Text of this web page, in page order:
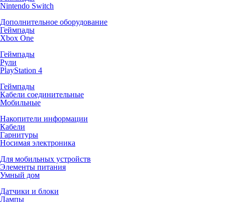
Nintendo Switch
Дополнительное оборудование
Геймпады
Xbox One
Геймпады
Рули
PlayStation 4
Геймпады
Кабели соединительные
Мобильные
Накопители информации
Кабели
Гарнитуры
Носимая электроника
Для мобильных устройств
Элементы питания
Умный дом
Датчики и блоки
Лампы